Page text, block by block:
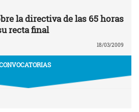
la directiva de las 65 horas
recta final
18/03/2009